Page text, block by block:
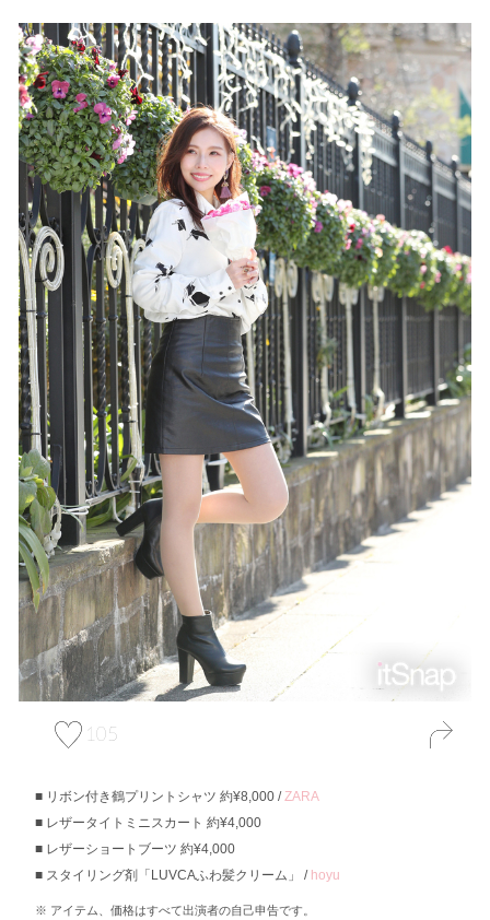
105
リボン付き鶴プリントシャツ 約¥8,000 /ZARA
レザータイトミニスカート 約¥4,000
レザーショートブーツ 約¥4,000
スタイリング剤「LUVCAふわ髪クリーム」 / hoyu
アイテム、価格はすべて出演者の自己申告です。